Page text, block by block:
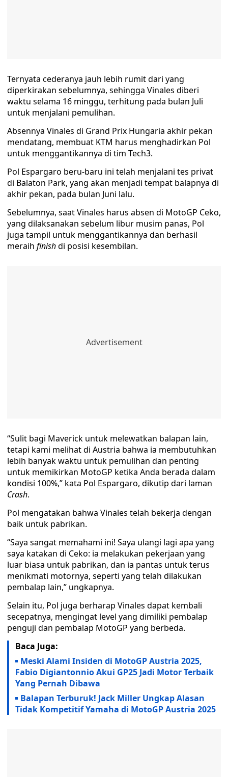
Ternyata cederanya jauh lebih rumit dari yang
diperkirakan sebelumnya, sehingga Vinales diberi
waktu selama 16 minggu, terhitung pada bulan Juli
untuk menjalani pemulihan.
Absennya Vinales di Grand Prix Hungaria akhir pekan
mendatang, membuat KTM harus menghadirkan Pol
untuk menggantikannya di tim Tech3.
Pol Espargaro beru-baru ini telah menjalani tes privat
di Balaton Park, yang akan menjadi tempat balapnya di
akhir pekan, pada bulan Juni lalu.
Sebelumnya, saat Vinales harus absen di MotoGP Ceko,
yang dilaksanakan sebelum libur musim panas, Pol
juga tampil untuk menggantikannya dan berhasil
meraih finishdi posisi kesembilan.
“Sulit bagi Maverick untuk melewatkan balapan lain,
tetapi kami melihat di Austria bahwa ia membutuhkan
lebih banyak waktu untuk pemulihan dan penting
untuk memikirkan MotoGP ketika Anda berada dalam
kondisi 100%,” kata Pol Espargaro, dikutip dari laman
Crash.
Pol mengatakan bahwa Vinales telah bekerja dengan
baik untuk pabrikan.
“Saya sangat memahami ini! Saya ulangi lagi apa yang
saya katakan di Ceko: ia melakukan pekerjaan yang
luar biasa untuk pabrikan, dan ia pantas untuk terus
menikmati motornya, seperti yang telah dilakukan
pembalap lain,” ungkapnya.
Selain itu, Pol juga berharap Vinales dapat kembali
secepatnya, mengingat level yang dimiliki pembalap
penguji dan pembalap MotoGP yang berbeda.
Baca Juga:
Meski Alami Insiden di MotoGP Austria 2025,
Fabio Digiantonnio Akui GP25 Jadi Motor Terbaik
Yang Pernah Dibawa
Balapan Terburuk! Jack Miller Ungkap Alasan
Tidak Kompetitif Yamaha di MotoGP Austria 2025